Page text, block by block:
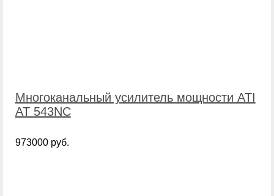
Многоканальный усилитель мощности ATI
AT 543NC
973000 руб.